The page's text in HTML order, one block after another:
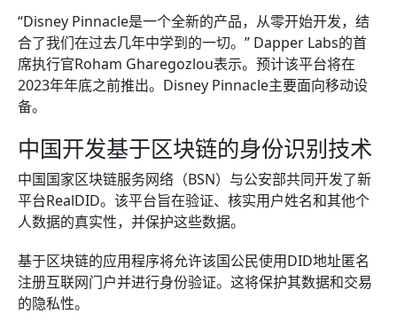
“Disney Pinnacle是一个全新的产品，从零开始开发，结
合了我们在过去几年中学到的一切。” Dapper Labs的首
席执行官Roham Gharegozlou表示。预计该平台将在
2023年年底之前推出。Disney Pinnacle主要面向移动设
备。
中国开发基于区块链的身份识别技术
中国国家区块链服务网络（BSN）与公安部共同开发了新
平台RealDID。该平台旨在验证、核实用户姓名和其他个
人数据的真实性，并保护这些数据。
基于区块链的应用程序将允许该国公民使用DID地址匿名
注册互联网门户并进行身份验证。这将保护其数据和交易
的隐私性。